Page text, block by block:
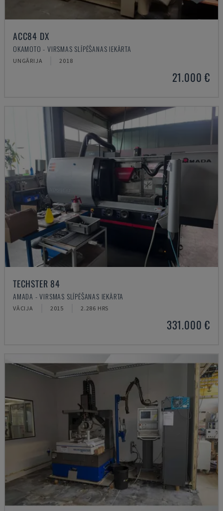
ACC84 DX
OKAMOTO - VIRSMAS SLĪPĒŠANAS IEKĀRTA
UNGĀRIJA 2018
21.000 €
TECHSTER 84
AMADA - VIRSMAS SLĪPĒŠANAS IEKĀRTA
VĀCIJA 2015 2.286 HRS
331.000 €